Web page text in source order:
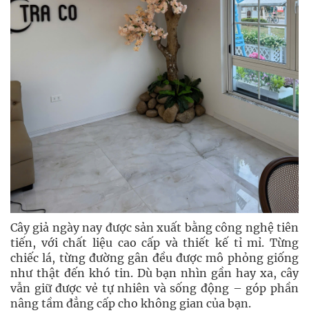
Cây giả ngày nay được sản xuất bằng công nghệ tiên
tiến, với chất liệu cao cấp và thiết kế tỉ mỉ. Từng
chiếc lá, từng đường gân đều được mô phỏng giống
như thật đến khó tin. Dù bạn nhìn gần hay xa, cây
vẫn giữ được vẻ tự nhiên và sống động – góp phần
nâng tầm đẳng cấp cho không gian của bạn.